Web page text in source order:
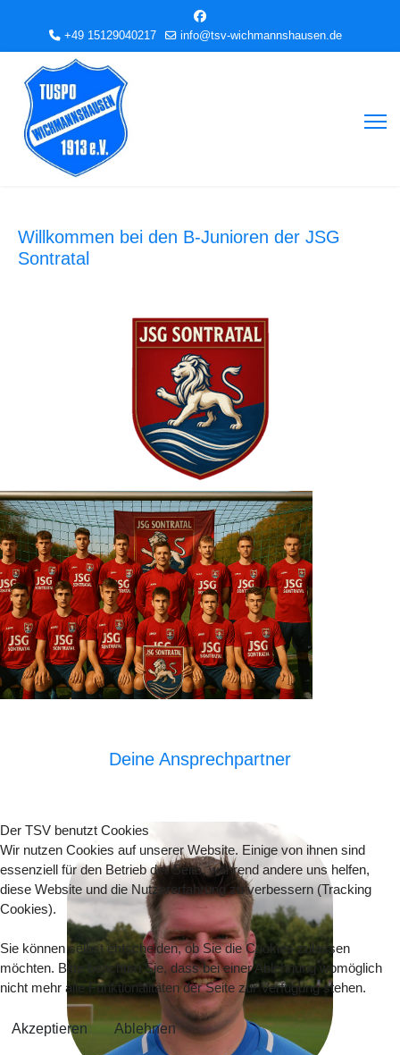
+49 15129040217 info@tsv-wichmannshausen.de
Willkommen bei den B-Junioren der JSG
Sontratal
Deine Ansprechpartner
Der TSV benutzt Cookies
Wir nutzen Cookies auf unserer Website. Einige von ihnen sind
essenziell für den Betrieb der Seite, während andere uns helfen,
diese Website und die Nutzererfahrung zu verbessern (Tracking
Cookies).
Sie können selbst entscheiden, ob Sie die Cookies zulassen
möchten. Bitte beachten Sie, dass bei einer Ablehnung womöglich
nicht mehr alle Funktionalitäten der Seite zur Verfügung stehen.
Akzeptieren Ablehnen